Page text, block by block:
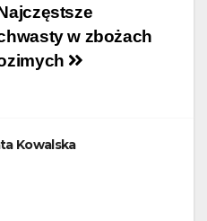
w zbożach
Kowalska